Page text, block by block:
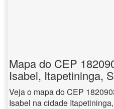
Mapa do CEP
Isabel, Itapetininga,
Veja o mapa do CEP
Isabel na cidade